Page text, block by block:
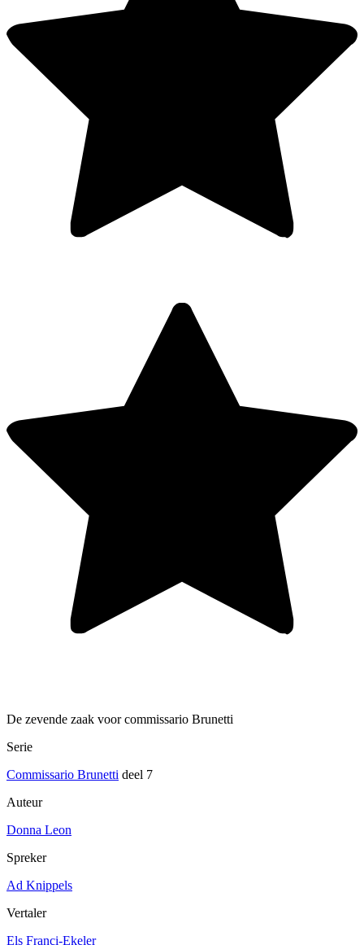
De zevende zaak voor commissario Brunetti
Serie
Commissario Brunetti deel 7
Auteur
Donna Leon
Spreker
Ad Knippels
Vertaler
Els Franci-Ekeler